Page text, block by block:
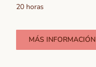
20 horas
MÁS INFORMACIÓN